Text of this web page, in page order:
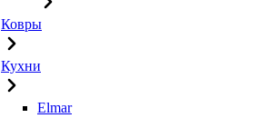
Ковры
Кухни
Elmar